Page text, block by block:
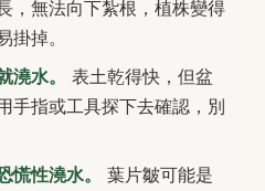
，無法向下紮根，植株變得
掛掉。
澆水。
表土乾得快，但盆
手指或工具探下去確認，別
慌性澆水。
葉片皺可能是